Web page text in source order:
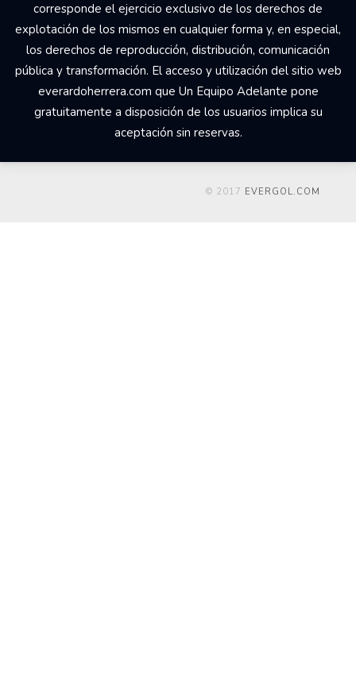
corresponde el ejercicio exclusivo de los derechos de
explotación de los mismos en cualquier forma y, en especial,
los derechos de reproducción, distribución, comunicación
pública y transformación. El acceso y utilización del sitio web
everardoherrera.com que Un Equipo Adelante pone
gratuitamente a disposición de los usuarios implica su
aceptación sin reservas.
© 2017 EVERGOL.COM